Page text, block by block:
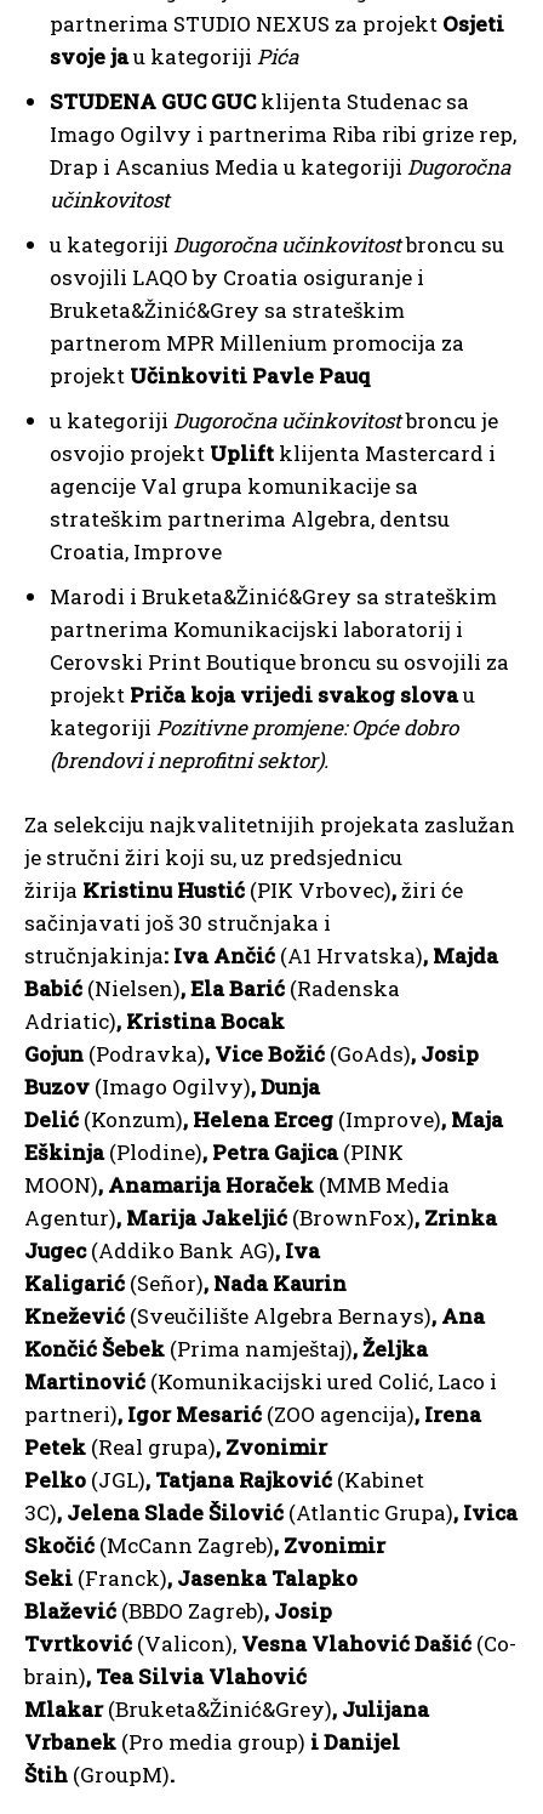
partnerima STUDIO NEXUS za projekt Osjeti
svoje jau kategoriji Pića
STUDENA GUC GUCklijenta Studenac sa
Imago Ogilvy i partnerima Riba ribi grize rep,
Drap i Ascanius Media u kategoriji Dugoročna
učinkovitost
u kategoriji Dugoročna učinkovitostbroncu su
osvojili LAQO by Croatia osiguranje i
Bruketa&Žinić&Grey sa strateškim
partnerom MPR Millenium promocija za
projekt Učinkoviti Pavle Pauq
u kategoriji Dugoročna učinkovitostbroncu je
osvojio projekt Uplift klijenta Mastercard i
agencije Val grupa komunikacije sa
strateškim partnerima Algebra, dentsu
Croatia, Improve
Marodi i Bruketa&Žinić&Grey sa strateškim
partnerima Komunikacijski laboratorij i
Cerovski Print Boutique broncu su osvojili za
projekt Priča koja vrijedi svakog slovau
kategoriji Pozitivne promjene: Opće dobro
(brendovi i neprofitni sektor).
Za selekciju najkvalitetnijih projekata zaslužan
je stručni žiri koji su, uz predsjednicu
žirija Kristinu Hustić (PIK Vrbovec),žiri će
sačinjavati još 30 stručnjaka i
stručnjakinja: Iva Ančić (A1 Hrvatska), Majda
Babić (Nielsen), Ela Barić (Radenska
Adriatic), Kristina Bocak
Gojun (Podravka), Vice Božić (GoAds), Josip
Buzov (Imago Ogilvy), Dunja
Delić (Konzum), Helena Erceg (Improve), Maja
Eškinja(Plodine), Petra Gajica(PINK
MOON), Anamarija Horaček (MMB Media
Agentur), Marija Jakeljić (BrownFox), Zrinka
Jugec(Addiko Bank AG), Iva
Kaligarić (Señor), Nada Kaurin
Knežević (Sveučilište Algebra Bernays), Ana
Končić Šebek (Prima namještaj), Željka
Martinović (Komunikacijski ured Colić, Laco i
partneri), Igor Mesarić (ZOO agencija), Irena
Petek (Real grupa), Zvonimir
Pelko (JGL), Tatjana Rajković (Kabinet
3C), Jelena Slade Šilović (Atlantic Grupa), Ivica
Skočić (McCann Zagreb), Zvonimir
Seki (Franck), Jasenka Talapko
Blažević (BBDO Zagreb), Josip
Tvrtković (Valicon), Vesna Vlahović Dašić (Co-
brain), Tea Silvia Vlahović
Mlakar(Bruketa&Žinić&Grey), Julijana
Vrbanek (Pro media group) i Danijel
Štih (GroupM).